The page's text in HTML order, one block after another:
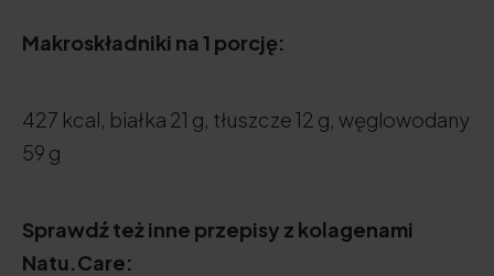
Makroskładniki na 1 porcję:
427 kcal, białka 21 g, tłuszcze 12 g, węglowodany
59 g
Sprawdź też inne przepisy z kolagenami
Natu.Care: